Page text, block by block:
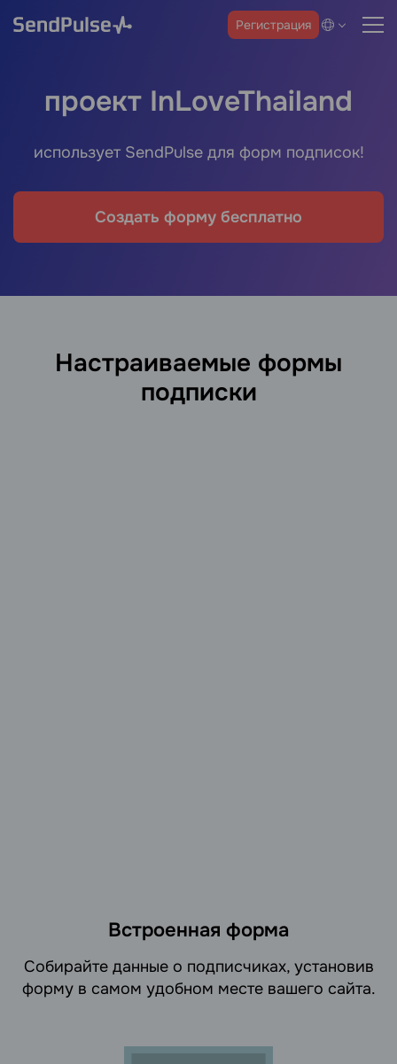
Регистрация
проект InLoveThailand
использует SendPulse для форм подписок!
Создать форму бесплатно
Настраиваемые формы
подписки
Встроенная форма
Cобирайте данные о подписчиках, установив
форму в самом удобном месте вашего сайта.